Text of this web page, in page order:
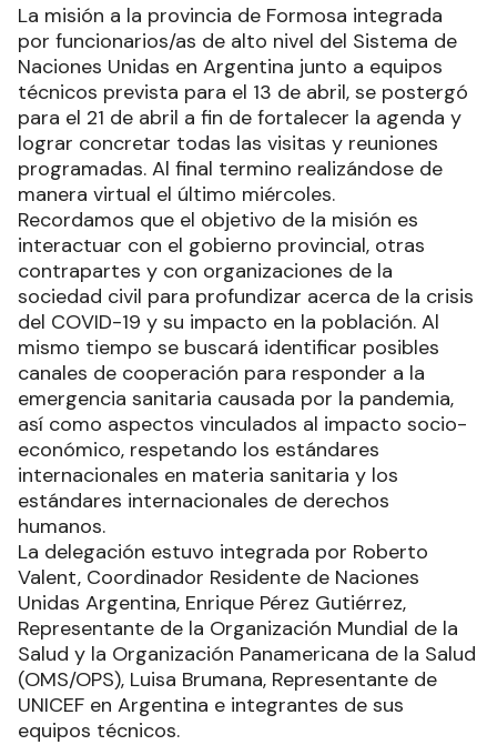
La misión a la provincia de Formosa integrada
por funcionarios/as de alto nivel del Sistema de
Naciones Unidas en Argentina junto a equipos
técnicos prevista para el 13 de abril, se postergó
para el 21 de abril a fin de fortalecer la agenda y
lograr concretar todas las visitas y reuniones
programadas. Al final termino realizándose de
manera virtual el último miércoles.
Recordamos que el objetivo de la misión es
interactuar con el gobierno provincial, otras
contrapartes y con organizaciones de la
sociedad civil para profundizar acerca de la crisis
del COVID-19 y su impacto en la población. Al
mismo tiempo se buscará identificar posibles
canales de cooperación para responder a la
emergencia sanitaria causada por la pandemia,
así como aspectos vinculados al impacto socio-
económico, respetando los estándares
internacionales en materia sanitaria y los
estándares internacionales de derechos
humanos.
La delegación estuvo integrada por Roberto
Valent, Coordinador Residente de Naciones
Unidas Argentina, Enrique Pérez Gutiérrez,
Representante de la Organización Mundial de la
Salud y la Organización Panamericana de la Salud
(OMS/OPS), Luisa Brumana, Representante de
UNICEF en Argentina e integrantes de sus
equipos técnicos.